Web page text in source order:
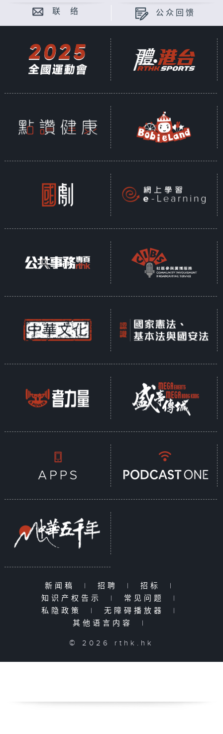
联 络 公众回馈
新闻稿 | 招聘 | 招标
|
知识产权告示
| 常见问题
|
私隐政策
| 无障碍播放器
|
其他语言内容
|
© 2026 rthk.hk